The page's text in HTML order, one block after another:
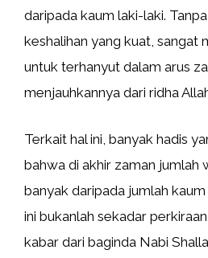
daripada kaum laki-laki.
keshalihan yang kuat, sangat
untuk terhanyut dalam arus
menjauhkannya dari ridha
Terkait hal ini, banyak hadis
bahwa di akhir zaman jumlah
banyak daripada jumlah
ini bukanlah sekadar
kabar dari baginda Nabi